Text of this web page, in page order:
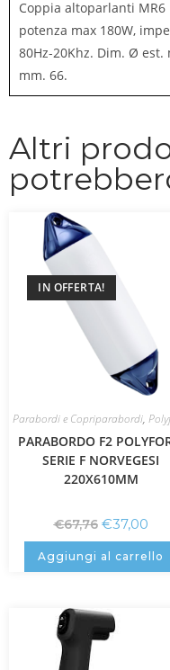
Coppia altoparlanti MR6
potenza max 180W,
80Hz-20Khz. Dim. Ø
mm. 66.
Altri
IN OFFERTA!
Parabordi e Copriparabordi,
PARABORDO F2
SERIE F NORVEGESI
220X610MM
€67,76 €37,00
Aggiungi al carrello